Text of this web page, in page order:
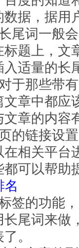
据，据用
尾词一般
题上，文
适量的长
于那些带
章中都应
章的内容
的链接设
相关平台
可以帮助
名
签的功能
尾词来做
。